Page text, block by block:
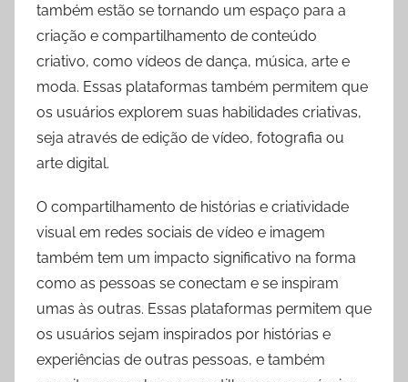
também estão se tornando um espaço para a
criação e compartilhamento de conteúdo
criativo, como vídeos de dança, música, arte e
moda. Essas plataformas também permitem que
os usuários explorem suas habilidades criativas,
seja através de edição de vídeo, fotografia ou
arte digital.
O compartilhamento de histórias e criatividade
visual em redes sociais de vídeo e imagem
também tem um impacto significativo na forma
como as pessoas se conectam e se inspiram
umas às outras. Essas plataformas permitem que
os usuários sejam inspirados por histórias e
experiências de outras pessoas, e também